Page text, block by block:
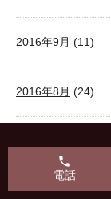
2016年9月 (11)
2016年8月 (24)
2016年6月(15)
phone
電話